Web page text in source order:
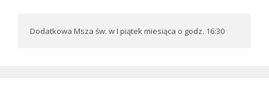
Dodatkowa Msza św. w I piątek miesiąca o godz. 16:30